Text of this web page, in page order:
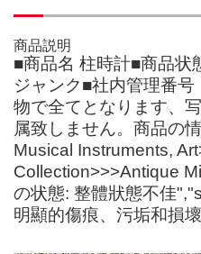
商品説明
■商品名 柱時計■商品
ジャンク■社内管理
物で全てとなります、
属致しません。商品の
Musical Instruments,
Collection>>>Antique
の状態: 整體狀態不佳
明顯的傷痕、污垢和損壞